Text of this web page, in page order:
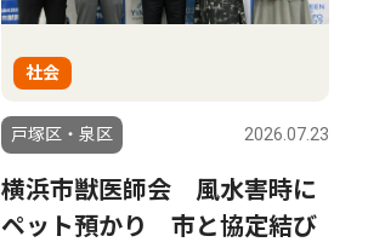
社会
戸塚区・泉区 2026.07.23
横浜市獣医師会 風水害時に
ペット預かり 市と協定結び